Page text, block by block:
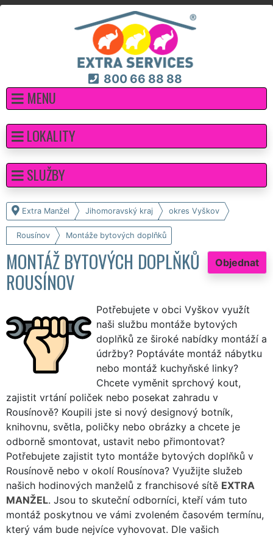
800 66 88 88
MENU
Extra Manžel Jihomoravský kraj okres Vyškov
Rousínov Montáže bytových doplňků
Objednat
MONTÁŽ BYTOVÝCH DOPLŇKŮ
ROUSÍNOV
Potřebujete v obci Vyškov využít
naši službu montáže bytových
doplňků ze široké nabídky montáží a
údržby? Poptáváte montáž nábytku
nebo montáž kuchyňské linky?
Chcete vyměnit sprchový kout,
zajistit vrtání poliček nebo posekat zahradu v
Rousínově? Koupili jste si nový designový botník,
knihovnu, světla, poličky nebo obrázky a chcete je
odborně smontovat, ustavit nebo přimontovat?
Potřebujete zajistit tyto montáže bytových doplňků v
Rousínově nebo v okolí Rousínova? Využijte služeb
našich hodinových manželů z franchisové sítě EXTRA
MANŽEL. Jsou to skuteční odborníci, kteří vám tuto
montáž poskytnou ve vámi zvoleném časovém termínu,
který vám bude nejvíce vyhovovat. Dle vašich
LOKALITY
SLUŽBY